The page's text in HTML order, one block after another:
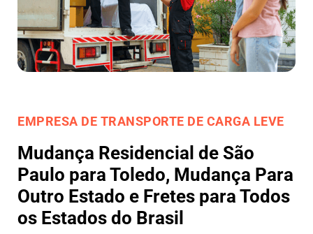
EMPRESA DE TRANSPORTE DE CARGA LEVE
Mudança Residencial de São
Paulo para Toledo, Mudança Para
Outro Estado e Fretes para Todos
os Estados do Brasil